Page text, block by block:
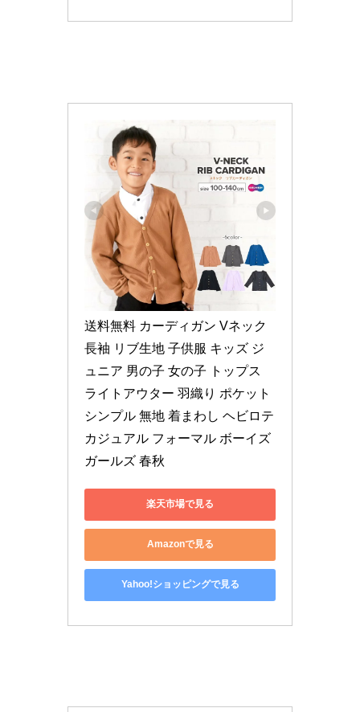
送料無料 カーディガン Vネック
長袖 リブ生地 子供服 キッズ ジ
ュニア 男の子 女の子 トップス
ライトアウター 羽織り ポケット
シンプル 無地 着まわし ヘビロテ
カジュアル フォーマル ボーイズ
ガールズ 春秋
楽天市場で見る
Amazonで見る
Yahoo!ショッピングで見る